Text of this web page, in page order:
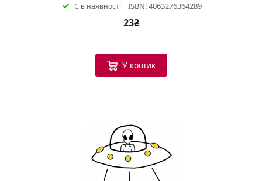
Є в наявності ISBN: 4063276364289
23₴
У кошик